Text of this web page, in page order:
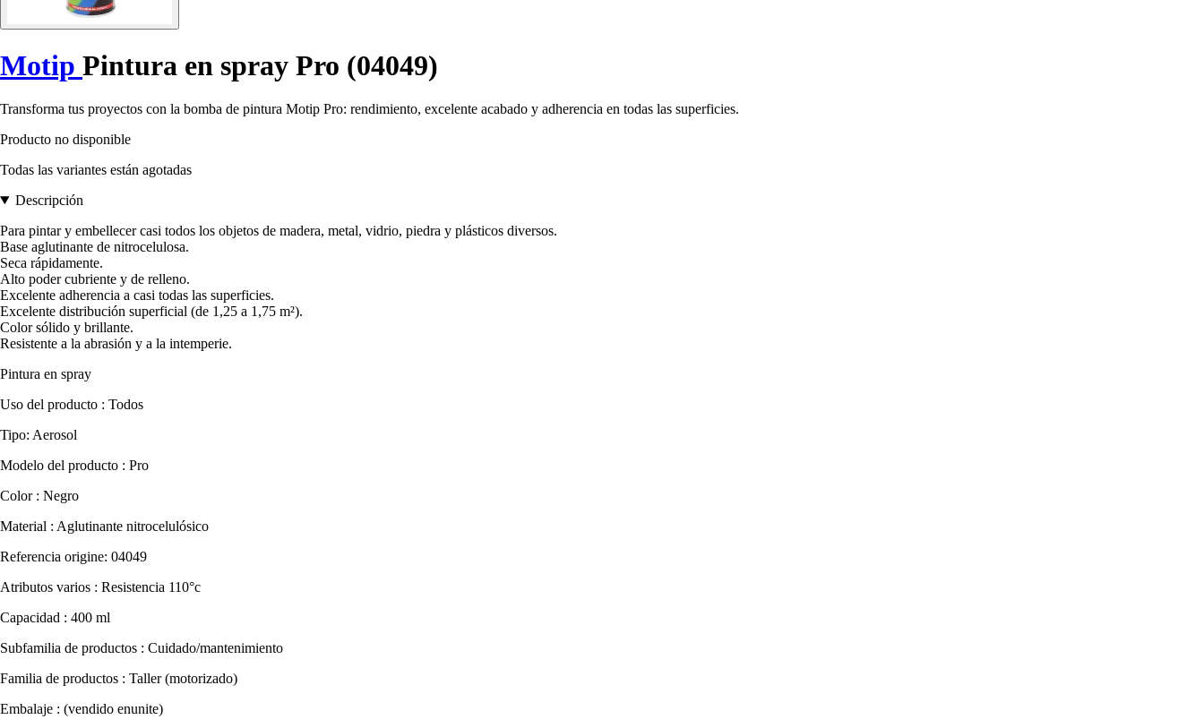
Motip Pintura en spray Pro (04049)
Transforma tus proyectos con la bomba de pintura Motip Pro: rendimiento, excelente acabado y adherencia en todas las superficies.
Producto no disponible
Todas las variantes están agotadas
Descripción
Para pintar y embellecer casi todos los objetos de madera, metal, vidrio, piedra y plásticos diversos.
Base aglutinante de nitrocelulosa.
Seca rápidamente.
Alto poder cubriente y de relleno.
Excelente adherencia a casi todas las superficies.
Excelente distribución superficial (de 1,25 a 1,75 m²).
Color sólido y brillante.
Resistente a la abrasión y a la intemperie.
Pintura en spray
Uso del producto : Todos
Tipo: Aerosol
Modelo del producto : Pro
Color : Negro
Material : Aglutinante nitrocelulósico
Referencia origine: 04049
Atributos varios : Resistencia 110°c
Capacidad : 400 ml
Subfamilia de productos : Cuidado/mantenimiento
Familia de productos : Taller (motorizado)
Embalaje : (vendido enunite)